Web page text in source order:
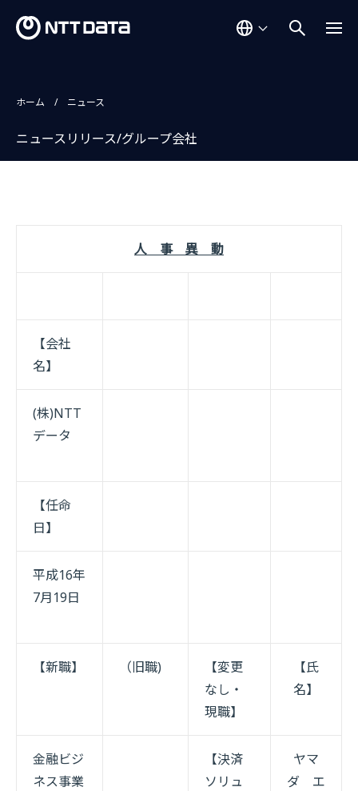
ホーム ニュース
ニュースリリース/グループ会社
人 事 異 動
【会社
名】
(株)NTT
データ
【任命
日】
平成16年
7月19日
【新職】 （旧職)
【変更
なし・
現職】
【氏
名】
金融ビジ
ネス事業
【決済
ソリュ
ヤマ
ダ エ